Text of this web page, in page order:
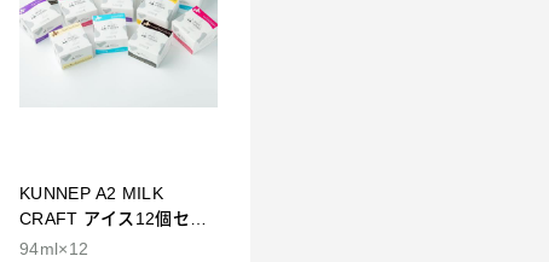
KUNNEP A2 MILK
CRAFT アイス12個セッ
ト
94ml×12